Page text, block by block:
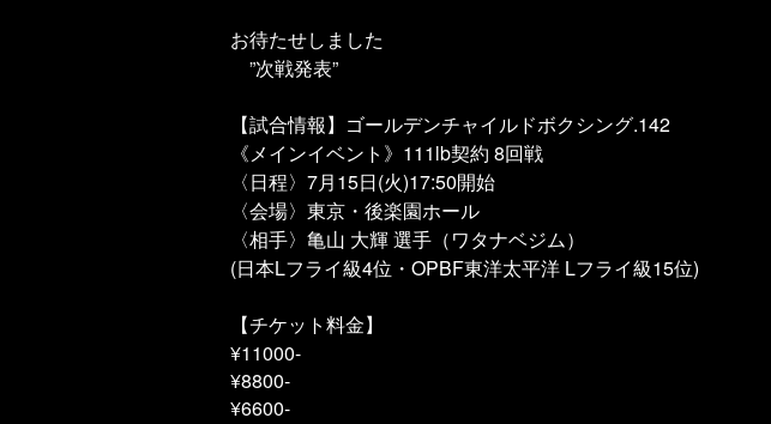
お待たせしました
”次戦発表”
【試合情報】ゴールデンチャイルドボクシング.142
《メインイベント》111lb契約 8回戦
〈日程〉7月15日(火)17:50開始
〈会場〉東京・後楽園ホール
〈相手〉亀山 大輝 選手（ワタナベジム）
(日本Lフライ級4位・OPBF東洋太平洋 Lフライ級15位)
【チケット料金】
¥11000-
¥8800-
¥6600-